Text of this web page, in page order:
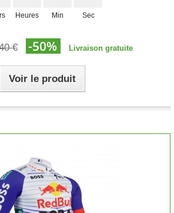
Heures Min Sec
€ -50% Livraison gratuite
Voir le produit